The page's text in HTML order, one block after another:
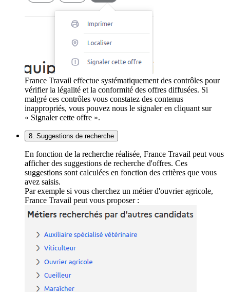
France Travail effectue systématiquement des contrôles pour
vérifier la légalité et la conformité des offres diffusées. Si
malgré ces contrôles vous constatez des contenus
inappropriés, vous pouvez nous le signaler en cliquant sur
« Signaler cette offre ».
8. Suggestions de recherche
En fonction de la recherche réalisée, France Travail peut vous
afficher des suggestions de recherche d'offres. Ces
suggestions sont calculées en fonction des critères que vous
avez saisis.
Par exemple si vous cherchez un métier d'ouvrier agricole,
France Travail peut vous proposer :